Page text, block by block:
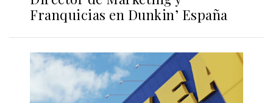
Franquicias en Dunkin’ España